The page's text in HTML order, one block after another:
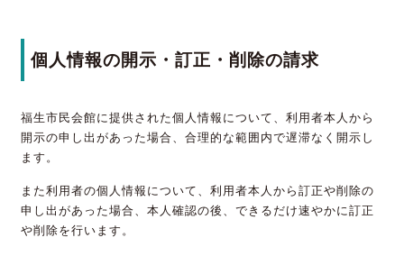
個人情報の開示・訂正・削除の請求
福生市民会館に提供された個人情報について、利用者本人から
開示の申し出があった場合、合理的な範囲内で遅滞なく開示し
ます。
また利用者の個人情報について、利用者本人から訂正や削除の
申し出があった場合、本人確認の後、できるだけ速やかに訂正
や削除を行います。